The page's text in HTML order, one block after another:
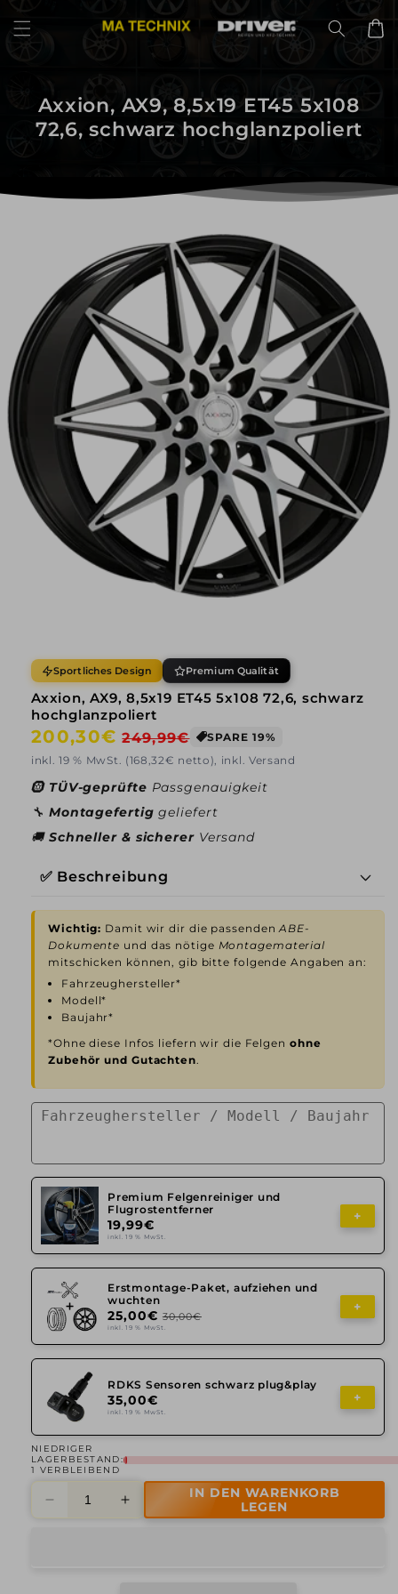
zum
Inhalt
Axxion, AX9, 8,5x19 ET45 5x108
72,6, schwarz hochglanzpoliert
Sportliches Design Premium Qualität
Axxion, AX9, 8,5x19 ET45 5x108 72,6, schwarz
hochglanzpoliert
Normaler
Preis
200,30€ Verkaufspreis
249,99€
SPARE 19%
inkl. 19 % MwSt. (168,32€ netto), inkl. Versand
🛞 TÜV-geprüfte Passgenauigkeit
🔧 Montagefertiggeliefert
🚚 Schneller & sicherer Versand
✅ Beschreibung
Wichtig: Damit wir dir die passendenABE-
Dokumente und das nötige Montagematerial
mitschicken können, gib bitte folgende Angaben an:
Fahrzeughersteller*
Modell*
Baujahr*
*Ohne diese Infos liefern wir die Felgen ohne
Zubehör und Gutachten.
Premium Felgenreiniger und
Flugrostentferner
19,99€
inkl. 19 % MwSt.
+
Erstmontage-Paket, aufziehen und
wuchten
25,00€ 30,00€
inkl. 19 % MwSt.
+
RDKS Sensoren schwarz plug&play
35,00€
inkl. 19 % MwSt.
+
NIEDRIGER
LAGERBESTAND:
1 VERBLEIBEND
Verringere
Erhöhe
IN DEN WARENKORB
LEGEN